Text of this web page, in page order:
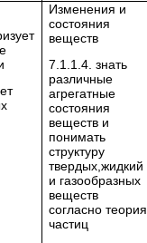
Изменения и
состояния
веществ
7.1.1.4. знать
различные
агрегатные
состояния
веществ и
понимать
структуру
твердых,жидкий
и газообразных
веществ
согласно теория
частиц